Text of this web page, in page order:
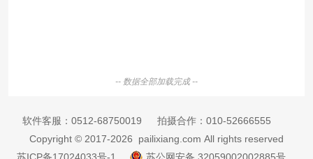
-- 数据全部加载完成 --
软件客服： 0512-68750019 拍摄合作： 010-52666555
Copyright © 2017-2026 pailixiang.com All rights reserved
苏ICP备17024033号-1
苏公网安备 32059002002885号